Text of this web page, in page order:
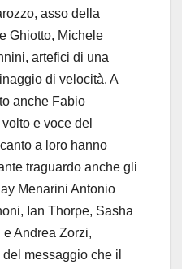
asso della
Ghiotto, Michele
artefici di una
di velocità. A
anche Fabio
e voce del
a loro hanno
traguardo anche gli
Menarini Antonio
Ian Thorpe, Sasha
Andrea Zorzi,
messaggio che il